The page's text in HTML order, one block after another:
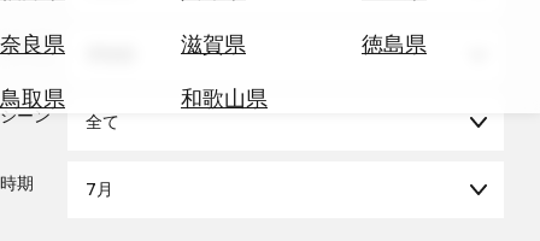
奈良県
滋賀県
徳島県
鳥取県
和歌山県
テ
を
テーマ
シーン 全て
時期 7月